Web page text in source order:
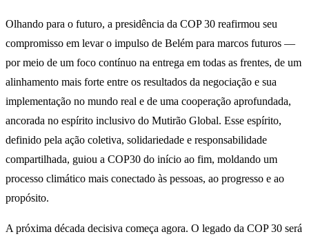
Olhando para o futuro, a presidência da COP 30 reafirmou seu
compromisso em levar o impulso de Belém para marcos futuros —
por meio de um foco contínuo na entrega em todas as frentes, de um
alinhamento mais forte entre os resultados da negociação e sua
implementação no mundo real e de uma cooperação aprofundada,
ancorada no espírito inclusivo do Mutirão Global. Esse espírito,
definido pela ação coletiva, solidariedade e responsabilidade
compartilhada, guiou a COP30 do início ao fim, moldando um
processo climático mais conectado às pessoas, ao progresso e ao
propósito.
A próxima década decisiva começa agora. O legado da COP 30 será